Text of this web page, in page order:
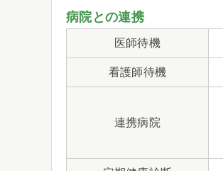
病院との連携
医師待機
看護師待機
連携病院